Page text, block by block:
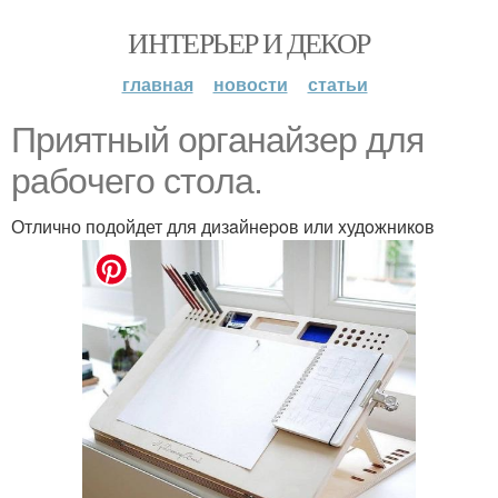
ИНТЕРЬЕР И ДЕКОР
главная новости статьи
Приятный opгaнaйзep для
paбoчeгo стoлa.
Отлично подойдет для дизaйнepoв или xудoжникoв